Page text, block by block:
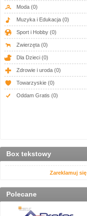
Moda (0)
Muzyka i Edukacja (0)
Sport i Hobby (0)
Zwierzęta (0)
Dla Dzieci (0)
Zdrowie i uroda (0)
Towarzyskie (0)
Oddam Gratis (0)
Box tekstowy
Zareklamuj się
Polecane